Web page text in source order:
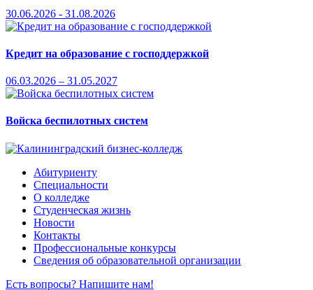
30.06.2026 - 31.08.2026
Кредит на образование с господдержкой
06.03.2026 – 31.05.2027
Войска беспилотных систем
Абитуриенту
Специальности
О колледже
Студенческая жизнь
Новости
Контакты
Профессиональные конкурсы
Сведения об образовательной организации
Есть вопросы? Напишите нам!